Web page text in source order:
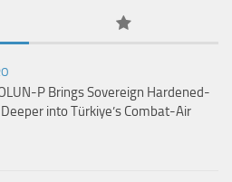
P Brings Sovereign Hardened-
into Türkiye’s Combat-Air